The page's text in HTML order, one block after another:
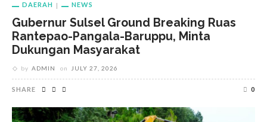
DAERAH NEWS
Gubernur Sulsel Ground Breaking Ruas
Rantepao-Pangala-Baruppu, Minta
Dukungan Masyarakat
by ADMIN on JULY 27, 2026
SHARE 0